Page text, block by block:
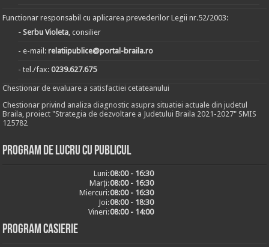
Functionar responsabil cu aplicarea prevederilor Legii nr.52/2003:
- Serbu Violeta, consilier
- e-mail:relatiipublice@portal-braila.ro
- tel./fax:0239.627.675
Chestionar de evaluare a satisfactiei cetateanului
Chestionar privind analiza diagnostic asupra situatiei actuale din judetul
Braila, proiect "Strategia de dezvoltare a Judetului Braila 2021-2027" SMIS
125782
Program de lucru cu publicul
Luni:08:00 - 16:30
Marți:08:00 - 16:30
Miercuri:08:00 - 16:30
Joi:08:00 - 18:30
Vineri:08:00 - 14:00
Program casierie